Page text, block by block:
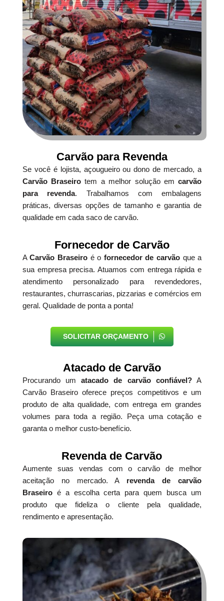
Carvão para Revenda
Se você é lojista, açougueiro ou dono de mercado, a
Carvão Braseiro tem a melhor solução emcarvão
para revenda. Trabalhamos com embalagens
práticas, diversas opções de tamanho e garantia de
qualidade em cada saco de carvão.
Fornecedor de Carvão
ACarvão Braseiro é o fornecedor de carvão que a
sua empresa precisa. Atuamos com entrega rápida e
atendimento personalizado para revendedores,
restaurantes, churrascarias, pizzarias e comércios em
geral. Qualidade de ponta a ponta!
SOLICITAR ORÇAMENTO
Atacado de Carvão
Procurando umatacado de carvão confiável?A
Carvão Braseiro oferece preços competitivos e um
produto de alta qualidade, com entrega em grandes
volumes para toda a região. Peça uma cotação e
garanta o melhor custo-benefício.
Revenda de Carvão
Aumente suas vendas com o carvão de melhor
aceitação no mercado. A revenda de carvão
Braseiroé a escolha certa para quem busca um
produto que fideliza o cliente pela qualidade,
rendimento e apresentação.